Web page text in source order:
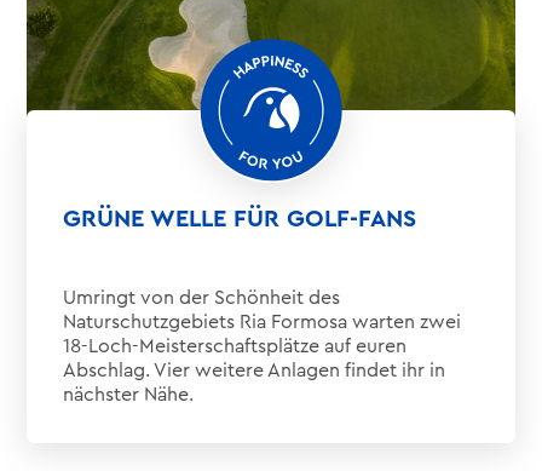
GRÜNE WELLE FÜR GOLF-FANS
Umringt von der Schönheit des
Naturschutzgebiets Ria Formosa warten zwei
18-Loch-Meisterschaftsplätze auf euren
Abschlag. Vier weitere Anlagen findet ihr in
nächster Nähe.